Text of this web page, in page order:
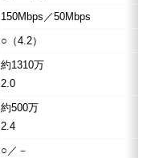
150Mbps／50Mbps
○（4.2）
約1310万
2.0
約500万
2.4
○／－